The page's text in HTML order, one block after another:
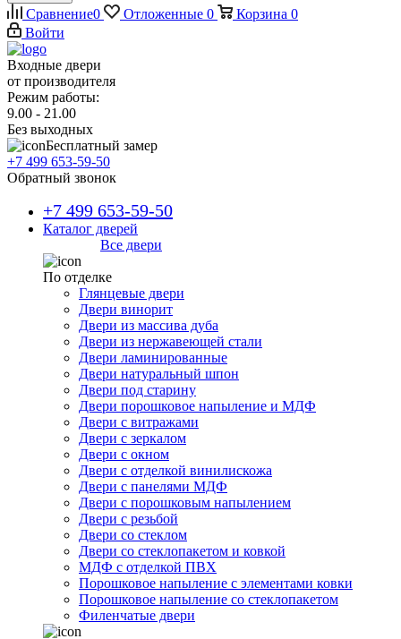
Сравнение0 Отложенные 0 Корзина 0
Войти
Входные двери
от производителя
Режим работы:
9.00 - 21.00
Без выходных
Бесплатный замер
+7 499 653-59-50
Обратный звонок
+7 499 653-59-50
Каталог дверей
Все двери
По отделке
Глянцевые двери
Двери винорит
Двери из массива дуба
Двери из нержавеющей стали
Двери ламинированные
Двери натуральный шпон
Двери под старину
Двери порошковое напыление и МДФ
Двери с витражами
Двери с зеркалом
Двери с окном
Двери с отделкой винилискожа
Двери с панелями МДФ
Двери с порошковым напылением
Двери с резьбой
Двери со стеклом
Двери со стеклопакетом и ковкой
МДФ с отделкой ПВХ
Порошковое напыление с элементами ковки
Порошковое напыление со стеклопакетом
Филенчатые двери